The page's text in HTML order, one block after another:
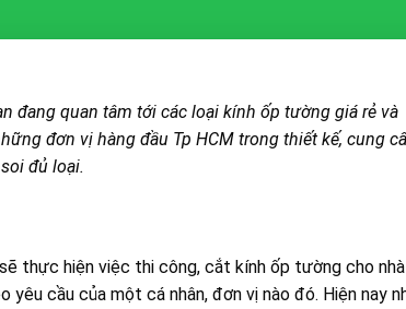
đang quan tâm tới các loại kính ốp tường giá rẻ và
đơn vị hàng đầu Tp HCM trong thiết kế, cung
đủ loại.
thực hiện việc thi công, cắt kính ốp tường cho nhà
cầu của một cá nhân, đơn vị nào đó. Hiện nay